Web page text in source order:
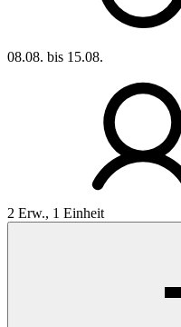
08.08. bis 15.08.
2 Erw., 1 Einheit